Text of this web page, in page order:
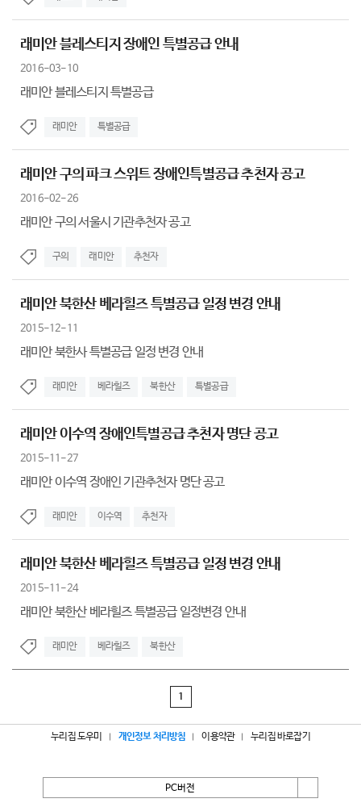
래미안 블레스티지 장애인 특별공급 안내
2016-03-10
래미안 블레스티지 특별공급
래미안 특별공급
래미안 구의 파크 스위트 장애인특별공급 추천자 공고
2016-02-26
래미안 구의 서울시 기관추천자 공고
구의 래미안 추천자
래미안 북한산 베라힐즈 특별공급 일정 변경 안내
2015-12-11
래미안 북한사 특별공급 일정 변경 안내
래미안 베라힐즈 북한산 특별공급
래미안 이수역 장애인특별공급 추천자 명단 공고
2015-11-27
래미안 이수역 장애인 기관추천자 명단 공고
래미안 이수역 추천자
래미안 북한산 베라힐즈 특별공급 일정 변경 안내
2015-11-24
래미안 북한산 베라힐즈 특별공급 일정변경 안내
래미안 베라힐즈 북한산
1
누리집 도우미 개인정보 처리방침 이용약관 누리집 바로잡기
PC버전